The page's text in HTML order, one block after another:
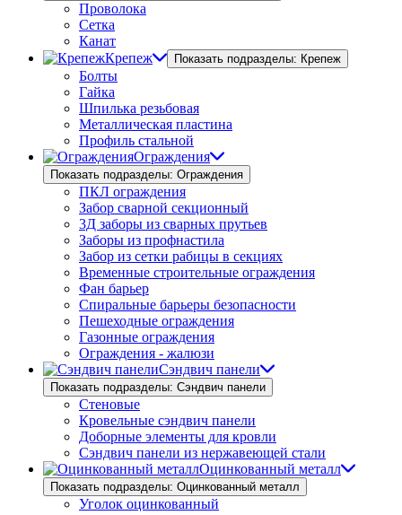
Проволока
Сетка
Канат
Крепеж
Показать подразделы: Крепеж
Болты
Гайка
Шпилька резьбовая
Металлическая пластина
Профиль стальной
Ограждения
Показать подразделы: Ограждения
ПКЛ ограждения
Забор сварной секционный
3Д заборы из сварных прутьев
Заборы из профнастила
Забор из сетки рабицы в секциях
Временные строительные ограждения
Фан барьер
Спиральные барьеры безопасности
Пешеходные ограждения
Газонные ограждения
Ограждения - жалюзи
Сэндвич панели
Показать подразделы: Сэндвич панели
Стеновые
Кровельные сэндвич панели
Доборные элементы для кровли
Сэндвич панели из нержавеющей стали
Оцинкованный металл
Показать подразделы: Оцинкованный металл
Уголок оцинкованный